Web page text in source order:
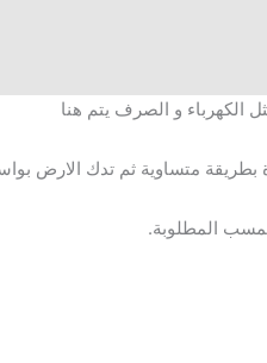
الكهرباء و الصرف يتم هنا
متساوية ثم تدك الارض
المطلوبة.